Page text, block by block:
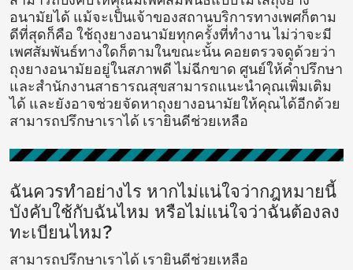
อนามัยได้ แม้จะเป็นเจ้าของสถานบริการทางเพศก็ตาม
ดีที่สุดก็คือ ใช้ถุงยางอนามัยทุกครั้งที่ทำงาน ไม่ว่าจะมี
เพศสัมพันธ์ทางใดก็ตามในขณะนั้น คอยตรวจดูด้วยว่า
ถุงยางอนามัยอยู่ในสภาพดี ไม่ฉีกขาด ศูนย์ให้คำปรึกษา
และสำนักงานสาธารณสุขสามารถแนะนำคุณเพิ่มเติม
ได้ และยังอาจช่วยจัดหาถุงยางอนามัยให้คุณได้อีกด้วย
สามารถปรึกษาเราได้ เรายินดีช่วยเหลือ
ฉันควรทำอย่างไร หากไม่แน่ใจว่ากฎหมายนี้
บังคับใช้กับฉันไหม หรือไม่แน่ใจว่าฉันต้องลง
ทะเบียนไหม?
สามารถปรึกษาเราได้ เรายินดีช่วยเหลือ